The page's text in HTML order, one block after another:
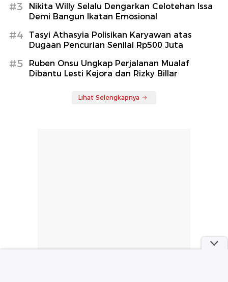
#3
Nikita Willy Selalu Dengarkan Celotehan Issa
Demi Bangun Ikatan Emosional
#4
Tasyi Athasyia Polisikan Karyawan atas
Dugaan Pencurian Senilai Rp500 Juta
#5
Ruben Onsu Ungkap Perjalanan Mualaf
Dibantu Lesti Kejora dan Rizky Billar
Lihat Selengkapnya